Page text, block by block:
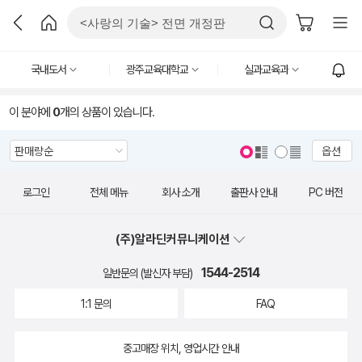
국내도서 광주교육대학교 실과교육과
이 분야에 0개의 상품이 있습니다.
옵션
로그인 전체 메뉴 회사 소개 출판사 안내 PC 버전
(주)알라딘커뮤니케이션
일반문의 (발신자 부담) 1544-2514
1:1 문의 FAQ
중고매장 위치, 영업시간 안내